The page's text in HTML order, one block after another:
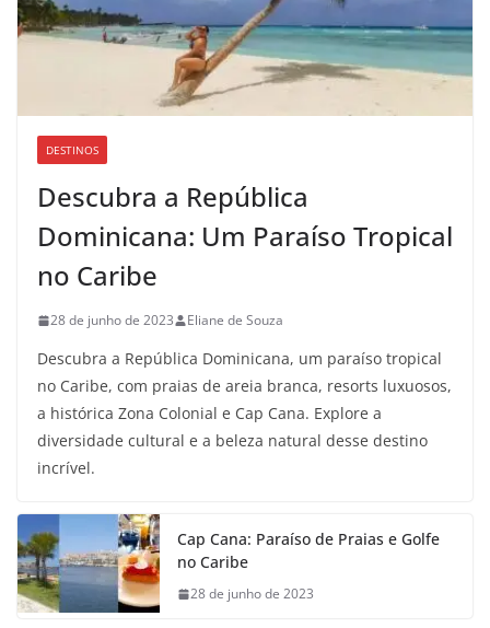
DESTINOS
Descubra a República
Dominicana: Um Paraíso Tropical
no Caribe
28 de junho de 2023 Eliane de Souza
Descubra a República Dominicana, um paraíso tropical
no Caribe, com praias de areia branca, resorts luxuosos,
a histórica Zona Colonial e Cap Cana. Explore a
diversidade cultural e a beleza natural desse destino
incrível.
Cap Cana: Paraíso de Praias e Golfe
no Caribe
28 de junho de 2023